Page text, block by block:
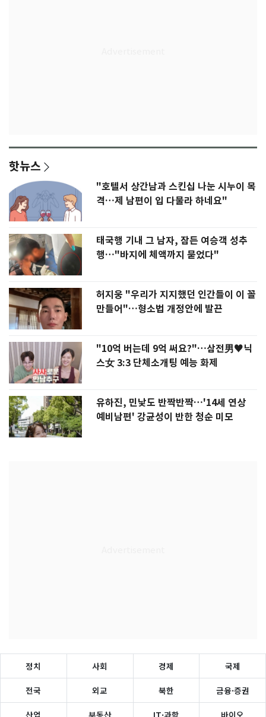
핫뉴스
"호텔서 상간남과 스킨십 나눈 시누이 목
격…제 남편이 입 다물라 하네요"
태국행 기내 그 남자, 잠든 여승객 성추
행…"바지에 체액까지 묻었다"
허지웅 "우리가 지지했던 인간들이 이 꼴
만들어"…형소법 개정안에 발끈
"10억 버는데 9억 써요?"…삼전男♥닉
스女 3:3 단체소개팅 예능 화제
유하진, 민낯도 반짝반짝…'14세 연상
예비남편' 강균성이 반한 청순 미모
정치 사회 경제 국제
전국 외교 북한 금융·증권
산업 부동산 IT·과학 바이오